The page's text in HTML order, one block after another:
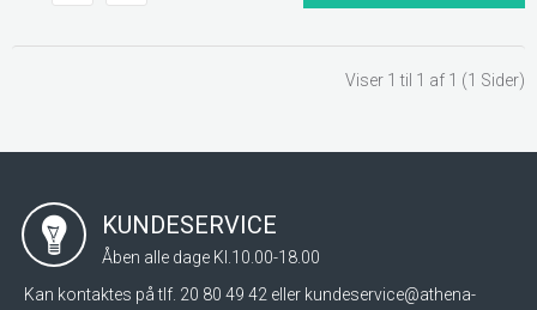
Viser 1 til 1 af 1 (1 Sider)
KUNDESERVICE
Åben alle dage Kl.10.00-18.00
Kan kontaktes på tlf. 20 80 49 42 eller kundeservice@athena-